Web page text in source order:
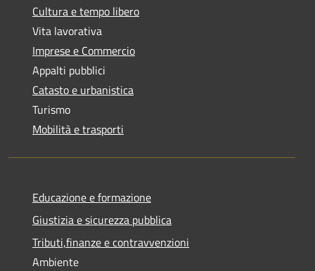
Cultura e tempo libero
Vita lavorativa
Imprese e Commercio
Appalti pubblici
Catasto e urbanistica
Turismo
Mobilità e trasporti
Educazione e formazione
Giustizia e sicurezza pubblica
Tributi,finanze e contravvenzioni
Ambiente